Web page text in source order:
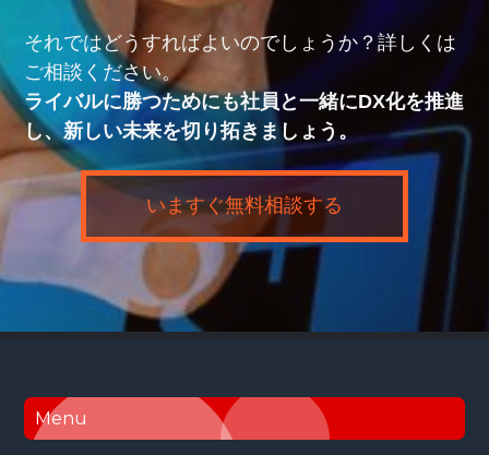
それではどうすればよいのでしょうか？詳しくは
ご相談ください。
ライバルに勝つためにも社員と一緒にDX化を推進
し、新しい未来を切り拓きましょう。
いますぐ無料相談する
Footer
Menu